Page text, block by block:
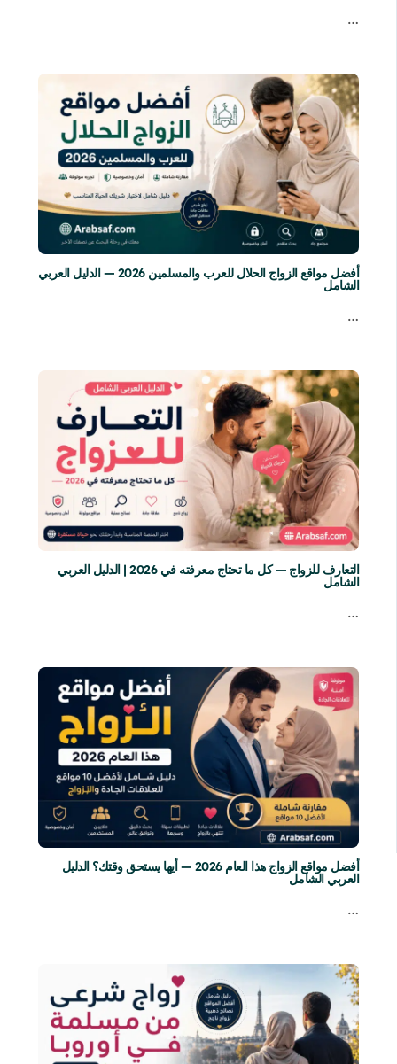
…
أفضل مواقع الزواج الحلال للعرب والمسلمين 2026 — الدليل العربي
الشامل
…
التعارف للزواج — كل ما تحتاج معرفته في 2026 | الدليل العربي
الشامل
…
أفضل مواقع الزواج هذا العام 2026 — أيها يستحق وقتك؟ الدليل
العربي الشامل
…